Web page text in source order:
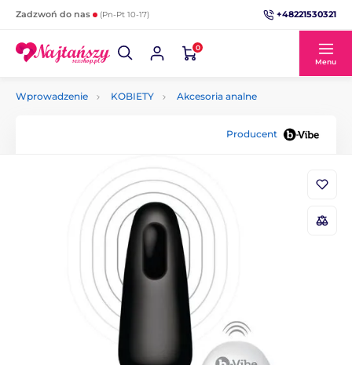
Zadzwoń do nas (Pn-Pt 10-17) +48221530321
0
Menu
Wprowadzenie KOBIETY Akcesoria analne
Producent